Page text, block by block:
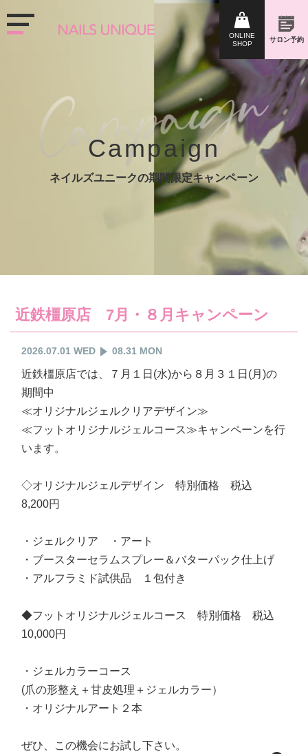
Campaign
ネイルズユニークの期間限定キャンペーン
近鉄橿原店 7月・８月キャンペーン
2026.07.01 WED 08.31 MON
近鉄橿原店では、７月１日(水)から８月３１日(月)の
期間中
≪オリジナルジェルクリアデザイン≫
≪フットオリジナルジェルコース≫キャンペーンを行
います。
◇オリジナルジェルデザイン 特別価格 税込
8,200円
・ジェルクリア ・アート
・ブースターセラムスプレー＆バターパック仕上げ
・アルフラミド試供品 １包付き
◆フットオリジナルジェルコース 特別価格 税込
10,000円
・ジェルカラーコース
(爪の形整え＋甘皮処理＋ジェルカラー）
・オリジナルアート２本
ぜひ、この機会にお試し下さい。